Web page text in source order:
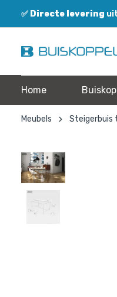
✅ Directe levering
Home
Meubels Steigerbuis